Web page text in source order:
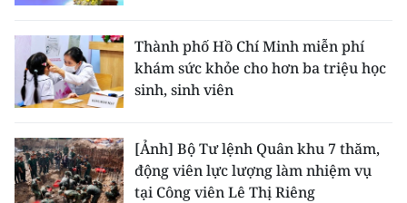
Thành phố Hồ Chí Minh miễn phí
khám sức khỏe cho hơn ba triệu học
sinh, sinh viên
[Ảnh] Bộ Tư lệnh Quân khu 7 thăm,
động viên lực lượng làm nhiệm vụ
tại Công viên Lê Thị Riêng